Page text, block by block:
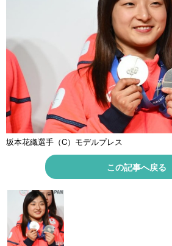
登録・ログイン/マイ
坂本花織選手（C）モデルプレス
この記事へ戻る